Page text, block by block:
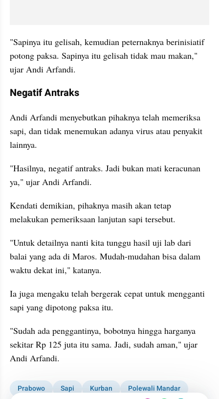
"Sapinya itu gelisah, kemudian peternaknya berinisiatif
potong paksa. Sapinya itu gelisah tidak mau makan,"
ujar Andi Arfandi.
Negatif Antraks
Andi Arfandi menyebutkan pihaknya telah memeriksa
sapi, dan tidak menemukan adanya virus atau penyakit
lainnya.
"Hasilnya, negatif antraks. Jadi bukan mati keracunan
ya," ujar Andi Arfandi.
Kendati demikian, pihaknya masih akan tetap
melakukan pemeriksaan lanjutan sapi tersebut.
"Untuk detailnya nanti kita tunggu hasil uji lab dari
balai yang ada di Maros. Mudah-mudahan bisa dalam
waktu dekat ini," katanya.
Ia juga mengaku telah bergerak cepat untuk mengganti
sapi yang dipotong paksa itu.
"Sudah ada penggantinya, bobotnya hingga harganya
sekitar Rp 125 juta itu sama. Jadi, sudah aman," ujar
Andi Arfandi.
Prabowo Sapi Kurban Polewali Mandar